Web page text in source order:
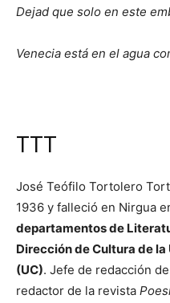
Dejad que solo en este
Venecia está en el agua
TTT
José Teófilo Tortolero
1936 y falleció en Nirgua
departamentos de
Dirección de Cultura de
(UC). Jefe de redacción
redactor de la revista